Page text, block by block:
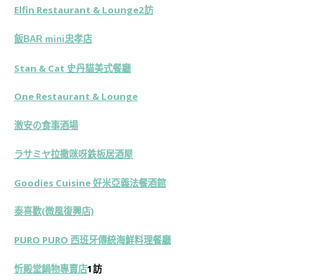
Elfin Restaurant & Lounge2訪
飯BAR mini忠孝店
Stan & Cat 史丹貓美式餐廳
One Restaurant & Lounge
激安の食事酒場
ラサミヤ拉撒咪呀鉄板居酒屋
Goodies Cuisine 好米亞義法餐酒館
泰喜歡(微風復興店)
PURO PURO 西班牙傳統海鮮料理餐廳
忻殿堂鍋物專賣店1訪